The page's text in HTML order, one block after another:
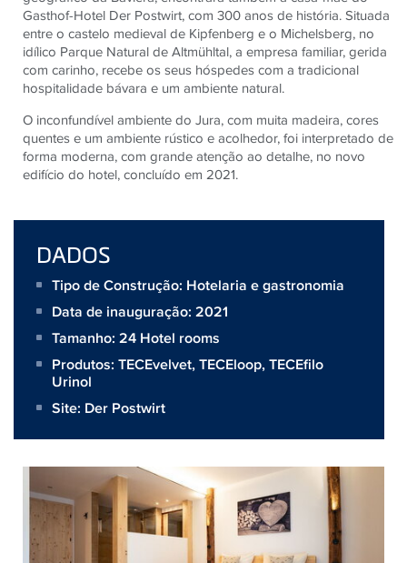
Gasthof-Hotel Der Postwirt, com 300 anos de história. Situada
entre o castelo medieval de Kipfenberg e o Michelsberg, no
idílico Parque Natural de Altmühltal, a empresa familiar, gerida
com carinho, recebe os seus hóspedes com a tradicional
hospitalidade bávara e um ambiente natural.
O inconfundível ambiente do Jura, com muita madeira, cores
quentes e um ambiente rústico e acolhedor, foi interpretado de
forma moderna, com grande atenção ao detalhe, no novo
edifício do hotel, concluído em 2021.
DADOS
Tipo de Construção: Hotelaria e gastronomia
Data de inauguração: 2021
Tamanho: 24 Hotel rooms
Produtos: TECEvelvet,TECEloop,TECEfilo
Urinol
Site: Der Postwirt